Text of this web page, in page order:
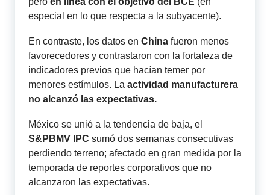
especial en lo que respecta a la subyacente).
En contraste, los datos en China fueron menos
favorecedores y contrastaron con la fortaleza de
indicadores previos que hacían temer por
menores estímulos. La actividad manufacturera
no alcanzó las expectativas.
México se unió a la tendencia de baja, el
S&PBMV IPC sumó dos semanas consecutivas
perdiendo terreno; afectado en gran medida por la
temporada de reportes corporativos que no
alcanzaron las expectativas.